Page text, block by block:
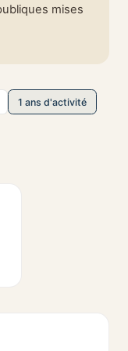
mises
1 ans d'activité